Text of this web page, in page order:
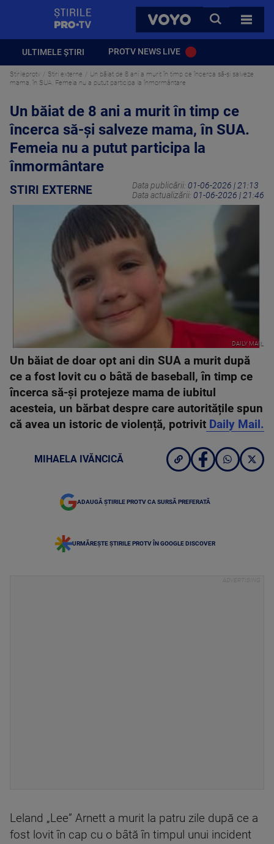
VOYO
CAUTA
TOATE
ULTIMELE ȘTIRI PROTV NEWS LIVE
Stirileprotv Stiri externe
Un băiat de 8 ani a murit în timp ce încerca să-și salveze
mama, în SUA. Femeia nu a putut participa la înmormântare
Un băiat de 8 ani a murit în timp ce
încerca să-și salveze mama, în SUA.
Femeia nu a putut participa la
înmormântare
STIRI EXTERNE Data publicării: 01-06-2026 | 21:13
Data actualizării: 01-06-2026 | 21:46
DAILY MAIL
Un băiat de doar opt ani din SUA a murit după
ce a fost lovit cu o bâtă de baseball, în timp ce
încerca să-și protejeze mama de iubitul
acesteia, un bărbat despre care autoritățile spun
că avea un istoric de violență, potrivit Daily Mail.
MIHAELA IVĂNCICĂ
ADAUGĂ ȘTIRILE PROTV CA SURSĂ PREFERATĂ
URMĂREȘTE ȘTIRILE PROTV ÎN GOOGLE DISCOVER
Leland „Lee” Arnett a murit la patru zile după ce a
fost lovit în cap cu o bâtă în timpul unui incident